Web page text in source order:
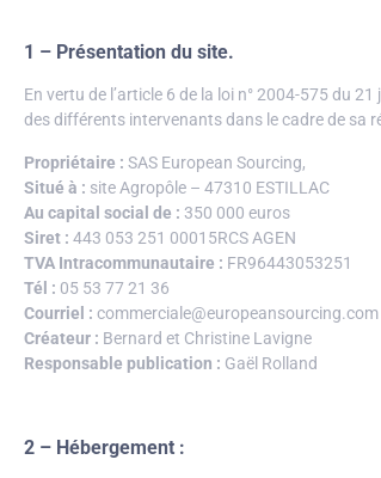
1 – Présentation du site.
En vertu de l’article 6 de la loi n° 2004-575 du
des différents intervenants dans le cadre de sa
Propriétaire : SAS European Sourcing,
Situé à : site Agropôle – 47310 ESTILLAC
Au capital social de : 350 000 euros
Siret : 443 053 251 00015RCS AGEN
TVA Intracommunautaire : FR96443053251
Tél : 05 53 77 21 36
Courriel : commerciale@europeansourcing.com
Créateur : Bernard et Christine Lavigne
Responsable publication : Gaël Rolland
2 – Hébergement :